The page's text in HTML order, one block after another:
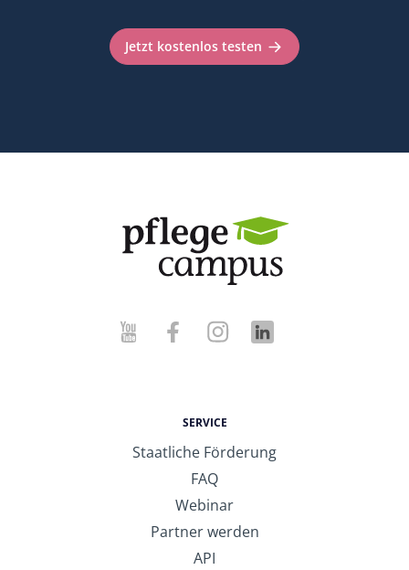
Jetzt kostenlos testen
SERVICE
Staatliche Förderung
FAQ
Webinar
Partner werden
API